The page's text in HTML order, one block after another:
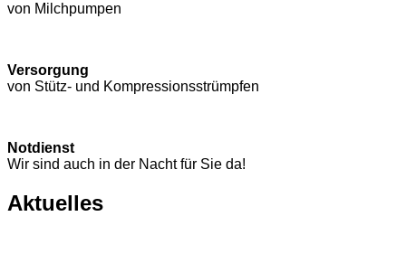
von Milchpumpen
Versorgung
von Stütz- und Kompressions­strümpfen
Notdienst
Wir sind auch in der Nacht für Sie da!
Aktuelles